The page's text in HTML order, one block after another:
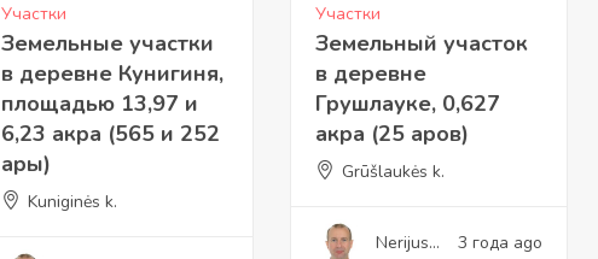
Участки
Земельные участки
в деревне Кунигиня,
площадью 13,97 и
6,23 акра (565 и 252
ары)
Kuniginės k.
Участки
Земельный участок
в деревне
Грушлауке, 0,627
акра (25 аров)
Grūšlaukės k.
Nerijus
3 года ago